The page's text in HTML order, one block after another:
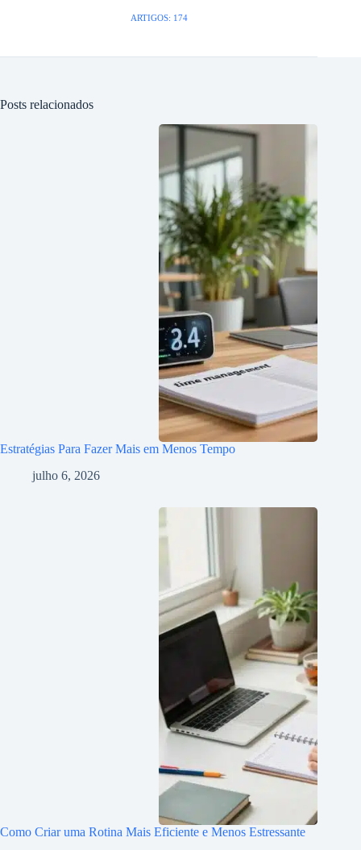
ARTIGOS: 174
Posts relacionados
Estratégias Para Fazer Mais em Menos Tempo
julho 6, 2026
Como Criar uma Rotina Mais Eficiente e Menos Estressante